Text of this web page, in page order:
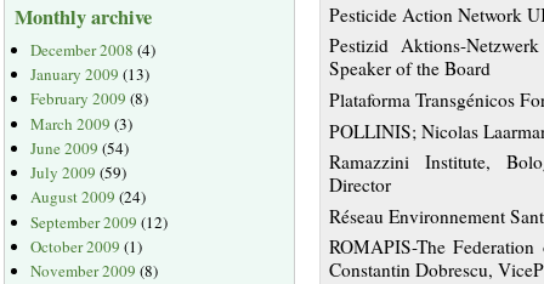
Monthly archive
December 2008 (4)
January 2009 (13)
February 2009 (8)
March 2009 (3)
June 2009 (54)
July 2009 (59)
August 2009 (24)
September 2009 (12)
October 2009 (1)
November 2009 (8)
Pesticide Action Network
Pestizid Aktions-
Speaker of the Board
Plataforma Transgénicos
POLLINIS; Nicolas
Ramazzini Institute,
Director
Réseau Environnement
ROMAPIS-The
Constantin Dobrescu,